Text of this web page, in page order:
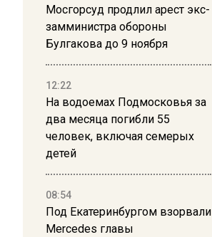
Мосгорсуд продлил арест экс-
замминистра обороны
Булгакова до 9 ноября
12:22
На водоемах Подмосковья за
два месяца погибли 55
человек, включая семерых
детей
08:54
Под Екатеринбургом взорвали
Mercedes главы